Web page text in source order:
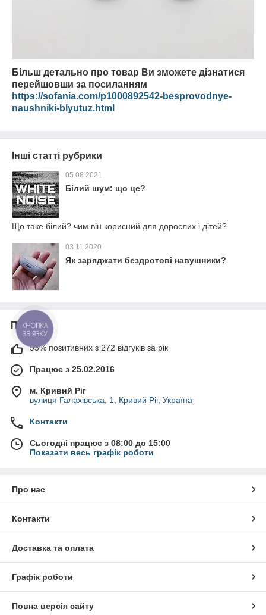
Більш детально про товар Ви зможете дізнатися
перейшовши за посиланням
https://sofania.com/p1000892542-besprovodnye-
naushniki-blyutuz.html
Інші статті рубрики
05.08.2021
Білий шум: що це?
Що таке білий? чим він корисний для дорослих і дітей?
03.11.2020
Як заряджати бездротові навушники?
Про нас
93% позитивних з 272 відгуків за рік
Працює з 25.02.2016
м. Кривий Ріг
вулиця Галахівська, 1, Кривий Ріг, Україна
Контакти
Сьогодні працює з 08:00 до 15:00
Показати весь графік роботи
Про нас
Контакти
Доставка та оплата
Графік роботи
Повна версія сайту
КНОПКА
ЗВ'ЯЗКУ